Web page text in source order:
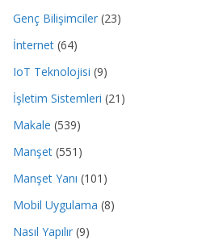
Genç Bilişimciler (23)
İnternet (64)
IoT Teknolojisi (9)
İşletim Sistemleri (21)
Makale (539)
Manşet (551)
Manşet Yanı (101)
Mobil Uygulama (8)
Nasıl Yapılır (9)